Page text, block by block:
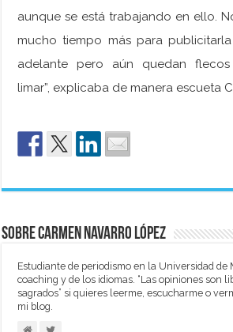
aunque se está trabajando en ello.
mucho tiempo más para
adelante pero aún quedan
limar”, explicaba de manera escueta
Sobre Carmen Navarro López
Estudiante de periodismo en la Universidad de
coaching y de los idiomas. “Las opiniones son
sagrados” si quieres leerme, escucharme o
mi blog.